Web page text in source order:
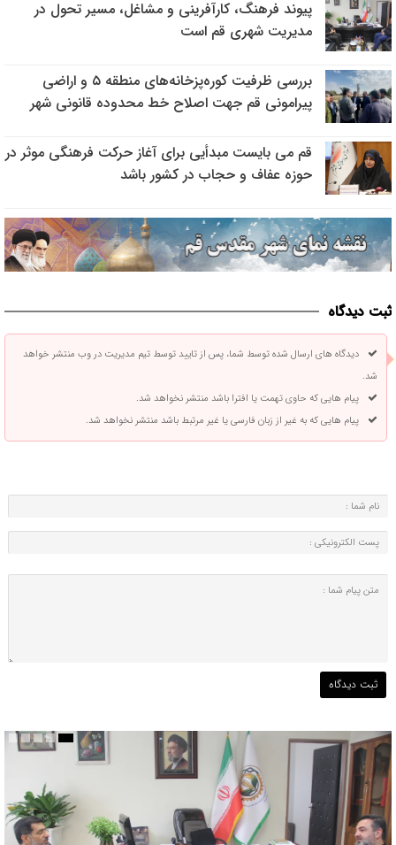
پیوند فرهنگ، کارآفرینی و مشاغل، مسیر تحول در
مدیریت شهری قم است
بررسی ظرفیت کوره‌پزخانه‌های منطقه ۵ و اراضی
پیرامونی قم جهت اصلاح خط محدوده قانونی شهر
قم می بایست مبدأیی برای آغاز حرکت فرهنگی موثر در
حوزه عفاف و حجاب در کشور باشد
ثبت دیدگاه
دیدگاه های ارسال شده توسط شما، پس از تایید توسط تیم مدیریت در وب منتشر خواهد
شد.
پیام هایی که حاوی تهمت یا افترا باشد منتشر نخواهد شد.
پیام هایی که به غیر از زبان فارسی یا غیر مرتبط باشد منتشر نخواهد شد.